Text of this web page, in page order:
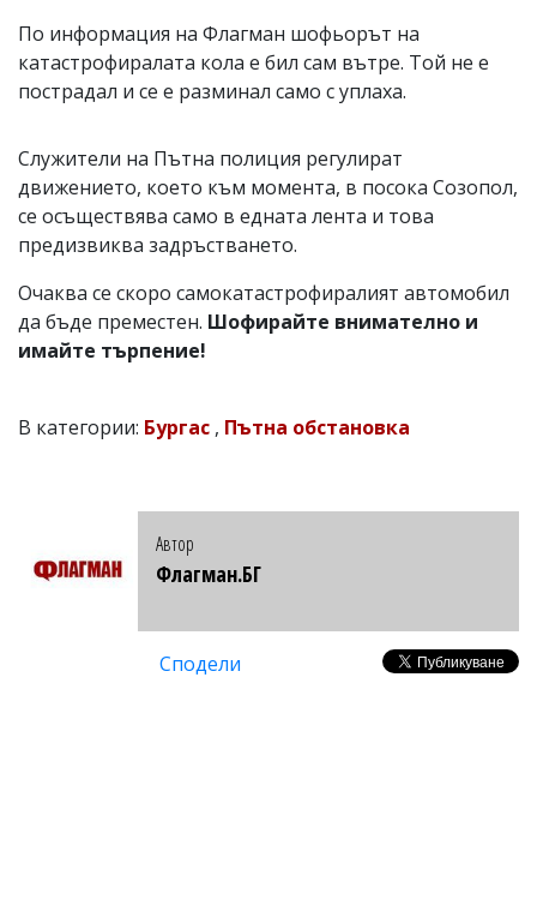
По информация на Флагман шофьорът на
катастрофиралата кола е бил сам вътре. Той не е
пострадал и се е разминал само с уплаха.
Служители на Пътна полиция регулират
движението, което към момента, в посока Созопол,
се осъществява само в едната лента и това
предизвиква задръстването.
Очаква се скоро самокатастрофиралият автомобил
да бъде преместен. Шофирайте внимателно и
имайте търпение!
В категории: Бургас , Пътна обстановка
Автор
Флагман.БГ
Сподели